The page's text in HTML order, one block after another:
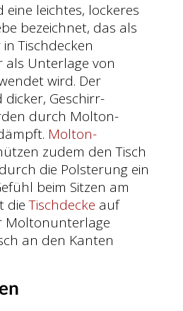
eine leichtes, lockeres
bezeichnet, das als
Tischdecken
als Unterlage von
wird. Der
dicker, Geschirr-
durch Molton-
Molton-
zudem den Tisch
die Polsterung ein
beim Sitzen am
dieTischdecke auf
Moltonunterlage
an den Kanten